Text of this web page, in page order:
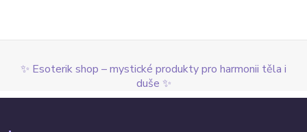
✨ Esoterik shop – mystické produkty pro harmonii těla i
duše ✨